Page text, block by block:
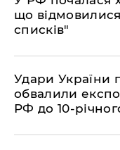
що
списків"
​Удари України
обвалили
РФ до 10-